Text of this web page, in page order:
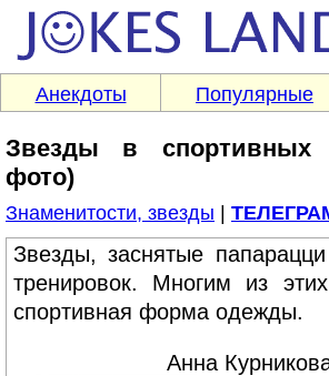
Анекдоты Популярные
Звезды в спортивных
фото)
Знаменитости, звезды
Звезды, заснятые
тренировок. Многим из
спортивная форма одежды.
Анна